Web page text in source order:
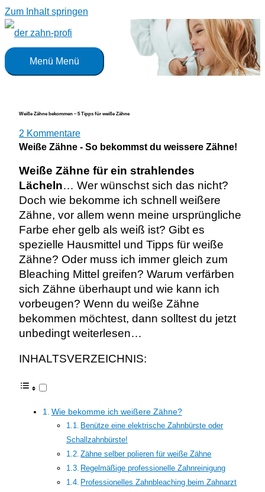
Zum Inhalt springen
Menü Menü
Weiße Zähne bekommen – 5 Tipps für weiße Zähne
2 Kommentare
Weiße Zähne - So bekommst du weissere Zähne!
Weiße Zähne für ein strahlendes
Lächeln… Wer wünschst sich das nicht?
Doch wie bekomme ich schnell weißere
Zähne, vor allem wenn meine ursprüngliche
Farbe eher gelb als weiß ist? Gibt es
spezielle Hausmittel und Tipps für weiße
Zähne? Oder muss ich immer gleich zum
Bleaching Mittel greifen? Warum verfärben
sich Zähne überhaupt und wie kann ich
vorbeugen? Wenn du weiße Zähne
bekommen möchtest, dann solltest du jetzt
unbedingt weiterlesen…
INHALTSVERZEICHNIS:
Wie bekomme ich weißere Zähne?
Benütze eine elektrische Zahnbürste oder
Schallzahnbürste!
Zähne selber polieren für weiße Zähne
Regelmäßige professionelle Zahnreinigung
Professionelles Zahnbleaching beim Zahnarzt